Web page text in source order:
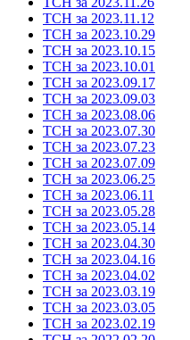
ТСН за 2023.11.12
ТСН за 2023.10.29
ТСН за 2023.10.15
ТСН за 2023.10.01
ТСН за 2023.09.17
ТСН за 2023.09.03
ТСН за 2023.08.06
ТСН за 2023.07.30
ТСН за 2023.07.23
ТСН за 2023.07.09
ТСН за 2023.06.25
ТСН за 2023.06.11
ТСН за 2023.05.28
ТСН за 2023.05.14
ТСН за 2023.04.30
ТСН за 2023.04.16
ТСН за 2023.04.02
ТСН за 2023.03.19
ТСН за 2023.03.05
ТСН за 2023.02.19